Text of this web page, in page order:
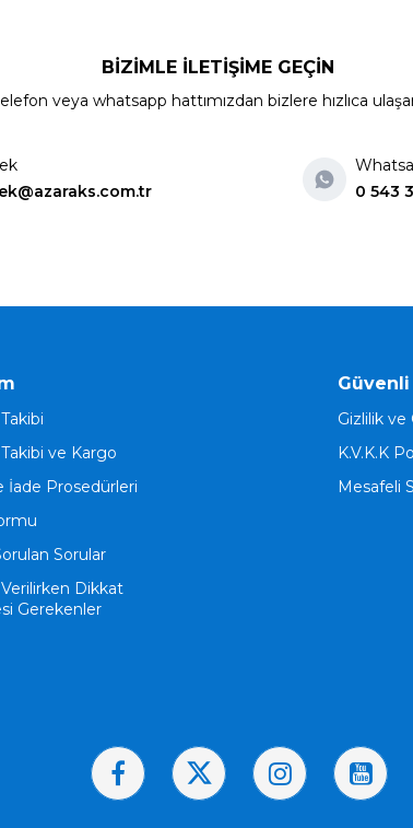
BİZİMLE İLETİŞİME GEÇİN
veya whatsapp hattımızdan bizlere hızlıca
0 543
ve Kargo
İade Prosedürleri
Sorular
Dikkat
Gerekenler
Güvenli
Gizlilik ve
K.V.K.K
Mesafeli